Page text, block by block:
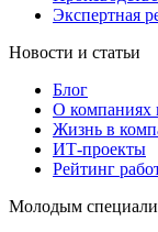
Экспертная
Новости и статьи
Блог
О компаниях
Жизнь в
ИТ-проекты
Рейтинг
Молодым